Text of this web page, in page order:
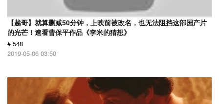
【越哥】就算删减50分钟，上映前被改名，也无法阻挡这部国产片
的光芒！速看曹保平作品《李米的猜想》
# 548
2019-05-06 03:50